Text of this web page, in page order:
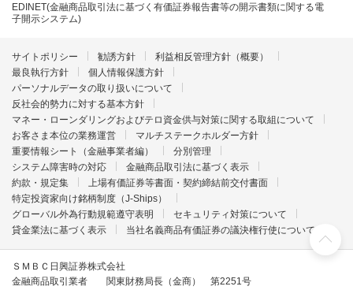
EDINET(金融商品取引法に基づく有価証券報告書等の開示書類に関する電
子開示システム)
サイトポリシー 勧誘方針
利益相反管理方針（概要）
最良執行方針
個人情報保護方針
パーソナルデータの取り扱いについて
反社会的勢力に対する基本方針
マネー・ローンダリングおよびテロ資金供与対策に関する取組について
お客さま本位の業務運営
マルチステークホルダー方針
重要情報シート（金融事業者編）
分別管理
システム障害時の対応
金融商品取引法に基づく表示
約款・規定集
上場有価証券等書面・契約締結前交付書面
特定投資家向け銘柄制度（J-Ships）
グローバル外為行動規範遵守表明
セキュリティ対策について
貸金業法に基づく表示
当社名義商品有価証券の議決権行使について
ＳＭＢＣ日興証券株式会社
金融商品取引業者 関東財務局長（金商） 第2251号